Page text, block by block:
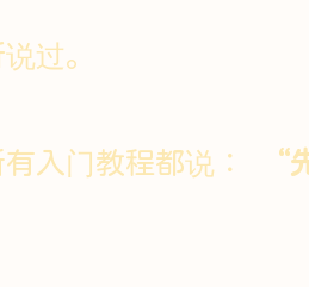
过。
入门教程都说： “